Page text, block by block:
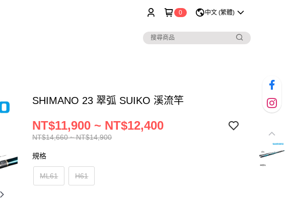
0 中文 (繁體)
SHIMANO 23 翠弧 SUIKO 溪流竿
NT$14,660 ~ NT$14,900
NT$11,900 ~ NT$12,400
規格
ML61 H61